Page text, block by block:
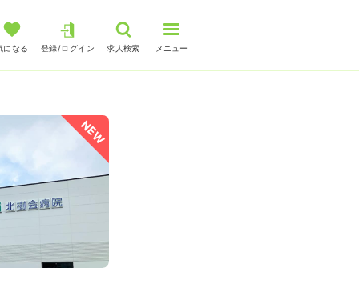
になる 登録/ログイン 求人検索 メニュー
NEW